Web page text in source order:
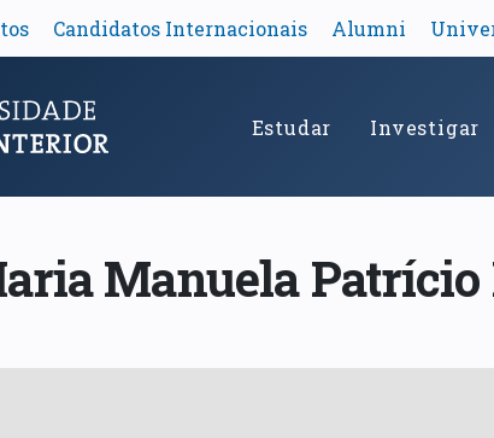
Candidatos Internacionais Alumni
Estudar Investigar
Manuela Patrício